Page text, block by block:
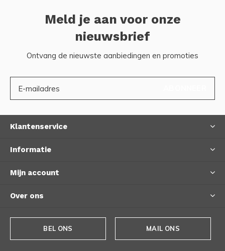
Meld je aan voor onze
nieuwsbrief
Ontvang de nieuwste aanbiedingen en promoties
Klantenservice
Informatie
Mijn account
Over ons
BEL ONS MAIL ONS